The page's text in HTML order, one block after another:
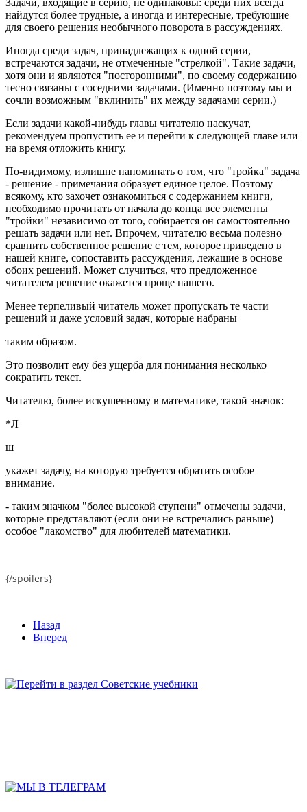
Задачи, входящие в серию, не одинаковы: среди них всегда
найдутся более трудные, а иногда и интересные, требующие
для своего решения необычного поворота в рассуждениях.
Иногда среди задач, принадлежащих к одной серии,
встречаются задачи, не отмеченные "стрелкой". Такие задачи,
хотя они и являются "посторонними", по своему содержанию
тесно связаны с соседними задачами. (Именно поэтому мы и
сочли возможным "вклинить" их между задачами серии.)
Если задачи какой-нибудь главы читателю наскучат,
рекомендуем пропустить ее и перейти к следующей главе или
на время отложить книгу.
По-видимому, излишне напоминать о том, что "тройка" задача
- решение - примечания образует единое целое. Поэтому
всякому, кто захочет ознакомиться с содержанием книги,
необходимо прочитать от начала до конца все элементы
"тройки" независимо от того, собирается он самостоятельно
решать задачи или нет. Впрочем, читателю весьма полезно
сравнить собственное решение с тем, которое приведено в
нашей книге, сопоставить рассуждения, лежащие в основе
обоих решений. Может случиться, что предложенное
читателем решение окажется проще нашего.
Менее терпеливый читатель может пропускать те части
решений и даже условий задач, которые набраны
таким образом.
Это позволит ему без ущерба для понимания несколько
сократить текст.
Читателю, более искушенному в математике, такой значок:
*Л
ш
укажет задачу, на которую требуется обратить особое
внимание.
- таким значком "более высокой ступени" отмечены задачи,
которые представляют (если они не встречались раньше)
особое "лакомство" для любителей математики.
{/spoilers}
Назад
Вперед